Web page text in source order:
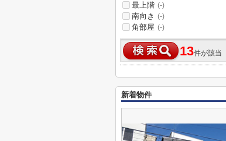
最上階 (-)
南向き (-)
角部屋 (-)
13件が該当
新着物件